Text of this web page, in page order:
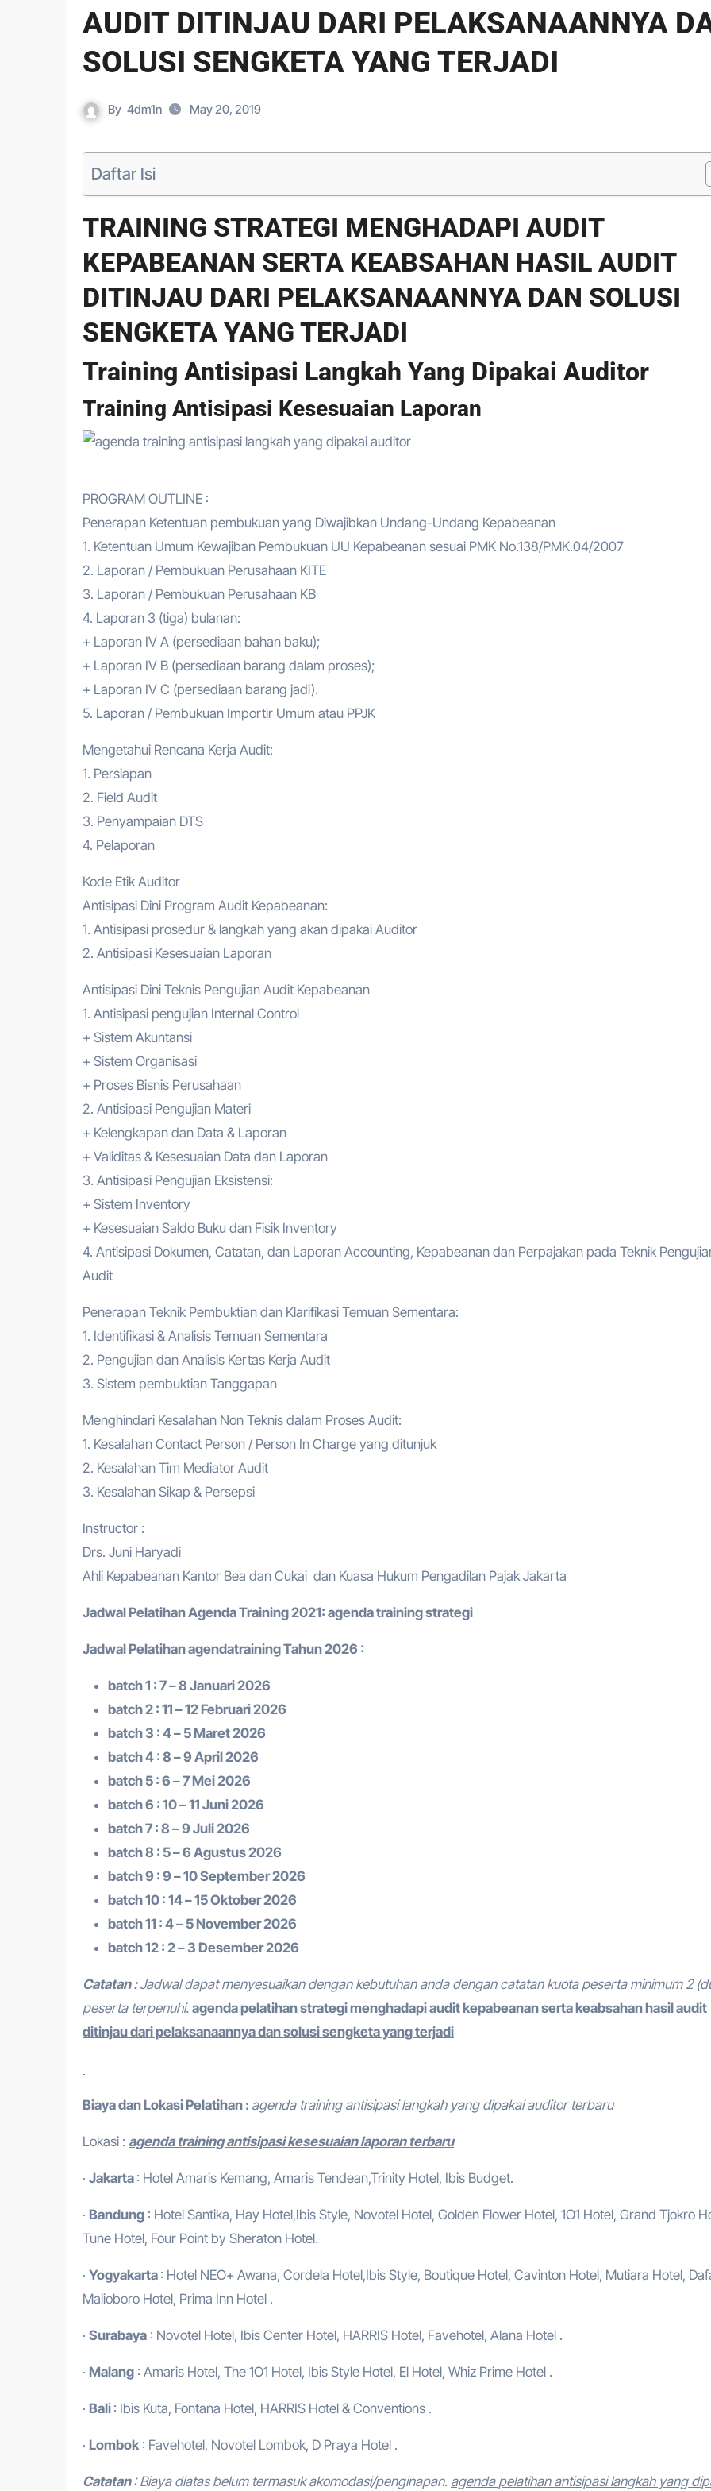
AUDIT DITINJAU DARI PELAKSANAANNYA
SOLUSI SENGKETA YANG TERJADI
By 4dm1n May 20, 2019
Daftar Isi
TRAINING STRATEGI MENGHADAPI AUDIT
KEPABEANAN SERTA KEABSAHAN HASIL AUDIT
DITINJAU DARI PELAKSANAANNYA DAN SOLUSI
SENGKETA YANG TERJADI
Training Antisipasi Langkah Yang Dipakai Auditor
Training Antisipasi Kesesuaian Laporan
PROGRAM OUTLINE :
Penerapan Ketentuan pembukuan yang Diwajibkan Undang-Undang Kepabeanan
1. Ketentuan Umum Kewajiban Pembukuan UU Kepabeanan sesuai PMK No.138/PMK.04/2007
2. Laporan / Pembukuan Perusahaan KITE
3. Laporan / Pembukuan Perusahaan KB
4. Laporan 3 (tiga) bulanan:
+ Laporan IV A (persediaan bahan baku);
+ Laporan IV B (persediaan barang dalam proses);
+ Laporan IV C (persediaan barang jadi).
5. Laporan / Pembukuan Importir Umum atau PPJK
Mengetahui Rencana Kerja Audit:
1. Persiapan
2. Field Audit
3. Penyampaian DTS
4. Pelaporan
Kode Etik Auditor
Antisipasi Dini Program Audit Kepabeanan:
1. Antisipasi prosedur & langkah yang akan dipakai Auditor
2. Antisipasi Kesesuaian Laporan
Antisipasi Dini Teknis Pengujian Audit Kepabeanan
1. Antisipasi pengujian Internal Control
+ Sistem Akuntansi
+ Sistem Organisasi
+ Proses Bisnis Perusahaan
2. Antisipasi Pengujian Materi
+ Kelengkapan dan Data & Laporan
+ Validitas & Kesesuaian Data dan Laporan
3. Antisipasi Pengujian Eksistensi:
+ Sistem Inventory
+ Kesesuaian Saldo Buku dan Fisik Inventory
4. Antisipasi Dokumen, Catatan, dan Laporan Accounting, Kepabeanan dan Perpajakan pada Teknik
Audit
Penerapan Teknik Pembuktian dan Klarifikasi Temuan Sementara:
1. Identifikasi & Analisis Temuan Sementara
2. Pengujian dan Analisis Kertas Kerja Audit
3. Sistem pembuktian Tanggapan
Menghindari Kesalahan Non Teknis dalam Proses Audit:
1. Kesalahan Contact Person / Person In Charge yang ditunjuk
2. Kesalahan Tim Mediator Audit
3. Kesalahan Sikap & Persepsi
Instructor :
Drs. Juni Haryadi
Ahli Kepabeanan Kantor Bea dan Cukai dan Kuasa Hukum Pengadilan Pajak Jakarta
Jadwal PelatihanAgenda Training2021: agenda training strategi
Jadwal Pelatihan agendatrainingTahun 2026 :
batch 1 : 7 – 8 Januari 2026
batch 2 : 11 – 12 Februari 2026
batch 3 : 4 – 5 Maret 2026
batch 4 : 8 – 9 April 2026
batch 5 : 6 – 7 Mei 2026
batch 6 : 10 – 11 Juni 2026
batch 7 : 8 – 9 Juli 2026
batch 8 : 5 – 6 Agustus 2026
batch 9 : 9 – 10 September 2026
batch 10 : 14 – 15 Oktober 2026
batch 11 : 4 – 5 November 2026
batch 12 : 2 – 3 Desember 2026
Catatan :Jadwal dapat menyesuaikan dengan kebutuhan anda dengan catatan kuota peserta minimum 2
peserta terpenuhi. agenda pelatihan strategi menghadapi audit kepabeanan serta keabsahan hasil audit
ditinjau dari pelaksanaannya dan solusi sengketa yang terjadi
Biaya dan Lokasi Pelatihan : agenda training antisipasi langkah yang dipakai auditor terbaru
Lokasi : agenda training antisipasi kesesuaian laporan terbaru
· Jakarta : Hotel Amaris Kemang, Amaris Tendean,Trinity Hotel, Ibis Budget.
· Bandung : Hotel Santika, Hay Hotel,Ibis Style, Novotel Hotel, Golden Flower Hotel, 1O1 Hotel, Grand Tjokro
Tune Hotel, Four Point by Sheraton Hotel.
· Yogyakarta : Hotel NEO+ Awana, Cordela Hotel,Ibis Style, Boutique Hotel, Cavinton Hotel, Mutiara Hotel,
Malioboro Hotel, Prima Inn Hotel .
· Surabaya : Novotel Hotel, Ibis Center Hotel, HARRIS Hotel, Favehotel, Alana Hotel .
· Malang : Amaris Hotel, The 1O1 Hotel, Ibis Style Hotel, El Hotel, Whiz Prime Hotel .
· Bali : Ibis Kuta, Fontana Hotel, HARRIS Hotel & Conventions .
· Lombok : Favehotel, Novotel Lombok, D Praya Hotel .
Catatan: Biaya diatas belum termasuk akomodasi/penginapan. agenda pelatihan antisipasi langkah yang